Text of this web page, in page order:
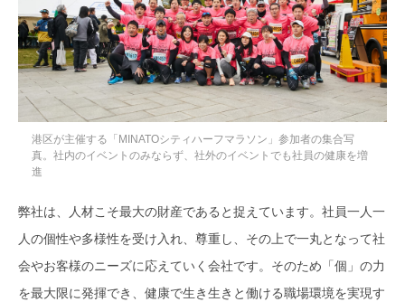
港区が主催する「MINATOシティハーフマラソン」参加者の集合写
真。社内のイベントのみならず、社外のイベントでも社員の健康を増
進
弊社は、人材こそ最大の財産であると捉えています。社員一人一
人の個性や多様性を受け入れ、尊重し、その上で一丸となって社
会やお客様のニーズに応えていく会社です。そのため「個」の力
を最大限に発揮でき、健康で生き生きと働ける職場環境を実現す